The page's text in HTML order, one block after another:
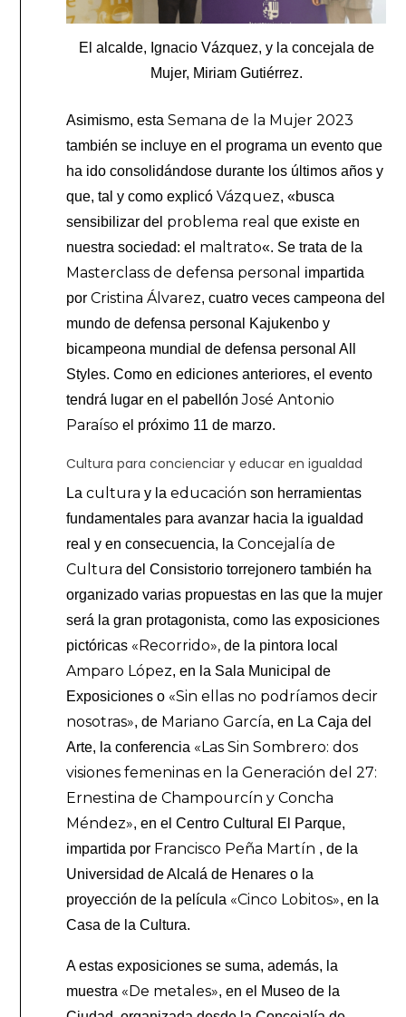
El alcalde, Ignacio Vázquez, y la concejala de
Mujer, Miriam Gutiérrez.
Asimismo, estaSemana de la Mujer 2023
también se incluye en el programa un evento que
ha ido consolidándose durante los últimos años y
que, tal y como explicóVázquez, «busca
sensibilizar del problema real que existe en
nuestra sociedad: el maltrato«. Se trata de la
Masterclass de defensa personal
impartida
porCristina Álvarez, cuatro veces campeona del
mundo de defensa personal Kajukenbo y
bicampeona mundial de defensa personal All
Styles. Como en ediciones anteriores, el evento
tendrá lugar en el pabellónJosé Antonio
Paraíso el próximo 11 de marzo.
Cultura para concienciar y educar en igualdad
Lacultura y laeducación son herramientas
fundamentales para avanzar hacia la igualdad
real y en consecuencia, la Concejalía de
Cultura del Consistorio torrejonero también ha
organizado varias propuestas en las que la mujer
será la gran protagonista, como las exposiciones
pictóricas «Recorrido», de la pintora local
Amparo López, en la Sala Municipal de
Exposiciones o «Sin ellas no podríamos decir
nosotras», de Mariano García, en La Caja del
Arte, la conferencia «Las Sin Sombrero: dos
visiones femeninas en la Generación del 27:
Ernestina de Champourcín y Concha
Méndez», en el Centro Cultural El Parque,
impartida por Francisco Peña Martín , de la
Universidad de Alcalá de Henares o la
proyección de la película «Cinco Lobitos», en la
Casa de la Cultura.
A estas exposiciones se suma, además, la
muestra «De metales», en el Museo de la